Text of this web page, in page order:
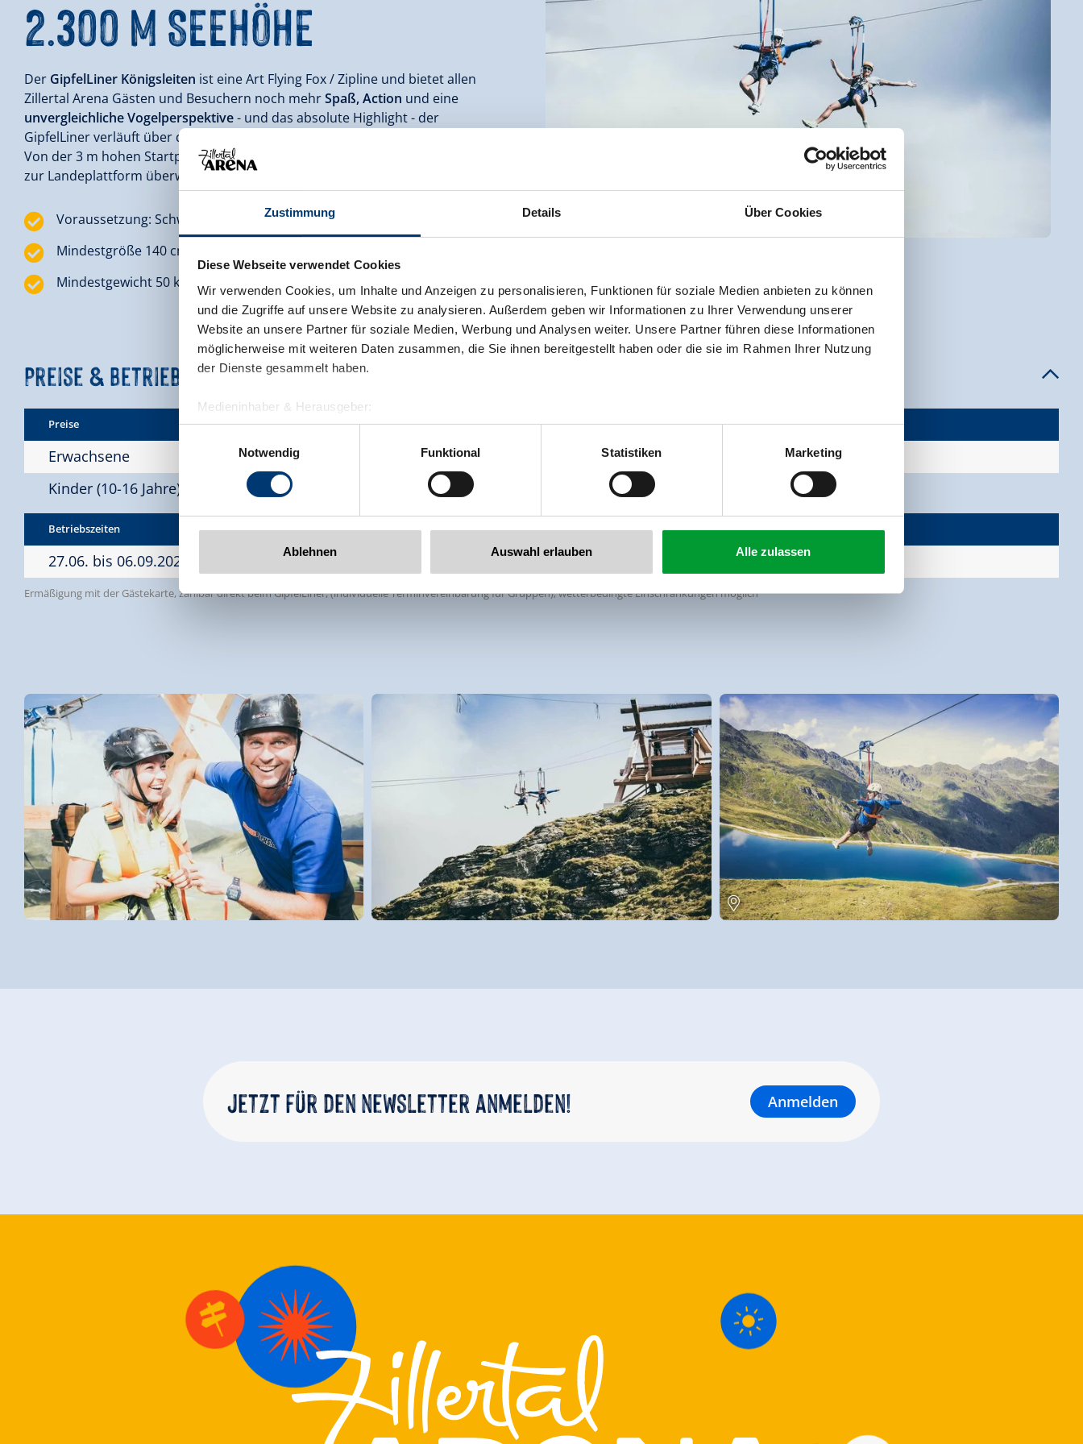
Zustimmung Details Über Cookies
Diese Webseite verwendet Cookies
Wir verwenden Cookies, um Inhalte und Anzeigen zu personalisieren, Funktionen für soziale Medien anbieten zu können
und die Zugriffe auf unsere Website zu analysieren. Außerdem geben wir Informationen zu Ihrer Verwendung unserer
Website an unsere Partner für soziale Medien, Werbung und Analysen weiter. Unsere Partner führen diese Informationen
möglicherweise mit weiteren Daten zusammen, die Sie ihnen bereitgestellt haben oder die sie im Rahmen Ihrer Nutzung
der Dienste gesammelt haben.
Medieninhaber & Herausgeber:
Zeller Bergbahnen Zillertal GmbH & Co KG
Rohr 23// A-6280 Zell am Ziller
www.zillertalarena.com
Notwendig
Funktional Statistiken Marketing
Ablehnen Auswahl erlauben Alle zulassen
.300 M SEEHÖHE
Der GipfelLiner Königsleiten ist eine Art Flying Fox / Zipline und bietet allen
Zillertal Arena Gästen und Besuchern noch mehrSpaß, Action und eine
unvergleichliche Vogelperspektive- und das absolute Highlight - der
GipfelLiner verläuft über den
Von der 3 m hohen Startplattform auf beeindruckenden 2.300 m Seehöhe bis
zur Landeplattform überwinden Sie einen Höhenunterschied von 65 m.
Voraussetzung: Schwindelfreiheit, festes Schuhwerk
Mindestgröße 140 cm
Mindestgewicht 50 kg
Preise & Betriebszeiten
Preise
Erwachsene
€ 17,00
Kinder (10-16 Jahre)
€ 8,50
Betriebszeiten
27.06. bis 06.09.2026 9.00 - 15.30 Uhr, keine Voranmeldung notwendig
Ermäßigung mit der Gästekarte, zahlbar direkt beim GipfelLiner, (individuelle Terminvereinbarung für Gruppen), wetterbedingte Einschränkungen möglich
Jetzt für den newsletter anmelden! Anmelden